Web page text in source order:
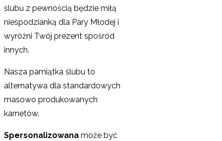
ślubu z pewnością będzie miłą
niespodzianką dla Pary Młodej i
wyróżni Twój prezent spośród
innych.
Nasza pamiątka ślubu to
alternatywa dla standardowych
masowo produkowanych
karnetów.
Spersonalizowana może być